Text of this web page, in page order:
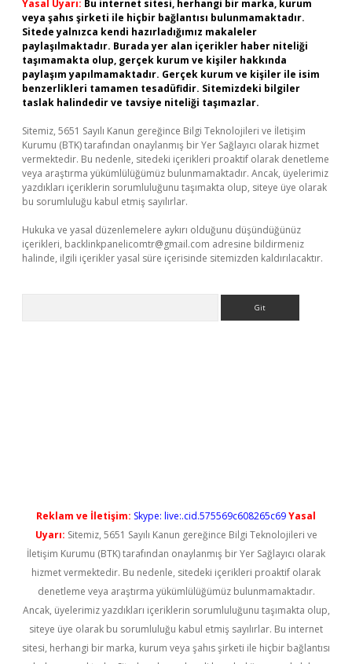
Yasal Uyarı: Bu internet sitesi, herhangi bir marka, kurum
veya şahıs şirketi ile hiçbir bağlantısı bulunmamaktadır.
Sitede yalnızca kendi hazırladığımız makaleler
paylaşılmaktadır. Burada yer alan içerikler haber niteliği
taşımamakta olup, gerçek kurum ve kişiler hakkında
paylaşım yapılmamaktadır. Gerçek kurum ve kişiler ile isim
benzerlikleri tamamen tesadüfidir. Sitemizdeki bilgiler
taslak halindedir ve tavsiye niteliği taşımazlar.
Sitemiz, 5651 Sayılı Kanun gereğince Bilgi Teknolojileri ve İletişim
Kurumu (BTK) tarafından onaylanmış bir Yer Sağlayıcı olarak hizmet
vermektedir. Bu nedenle, sitedeki içerikleri proaktif olarak denetleme
veya araştırma yükümlülüğümüz bulunmamaktadır. Ancak, üyelerimiz
yazdıkları içeriklerin sorumluluğunu taşımakta olup, siteye üye olarak
bu sorumluluğu kabul etmiş sayılırlar.
Hukuka ve yasal düzenlemelere aykırı olduğunu düşündüğünüz
içerikleri, backlinkpanelicomtr@gmail.com adresine bildirmeniz
halinde, ilgili içerikler yasal süre içerisinde sitemizden kaldırılacaktır.
Reklam ve İletişim: Skype: live:.cid.575569c608265c69Yasal
Uyarı: Sitemiz, 5651 Sayılı Kanun gereğince Bilgi Teknolojileri ve
İletişim Kurumu (BTK) tarafından onaylanmış bir Yer Sağlayıcı olarak
hizmet vermektedir. Bu nedenle, sitedeki içerikleri proaktif olarak
denetleme veya araştırma yükümlülüğümüz bulunmamaktadır.
Ancak, üyelerimiz yazdıkları içeriklerin sorumluluğunu taşımakta olup,
siteye üye olarak bu sorumluluğu kabul etmiş sayılırlar. Bu internet
sitesi, herhangi bir marka, kurum veya şahıs şirketi ile hiçbir bağlantısı